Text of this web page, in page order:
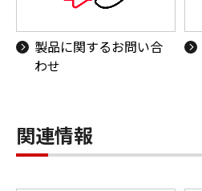
製品に関するお問い合
わせ
関連情報